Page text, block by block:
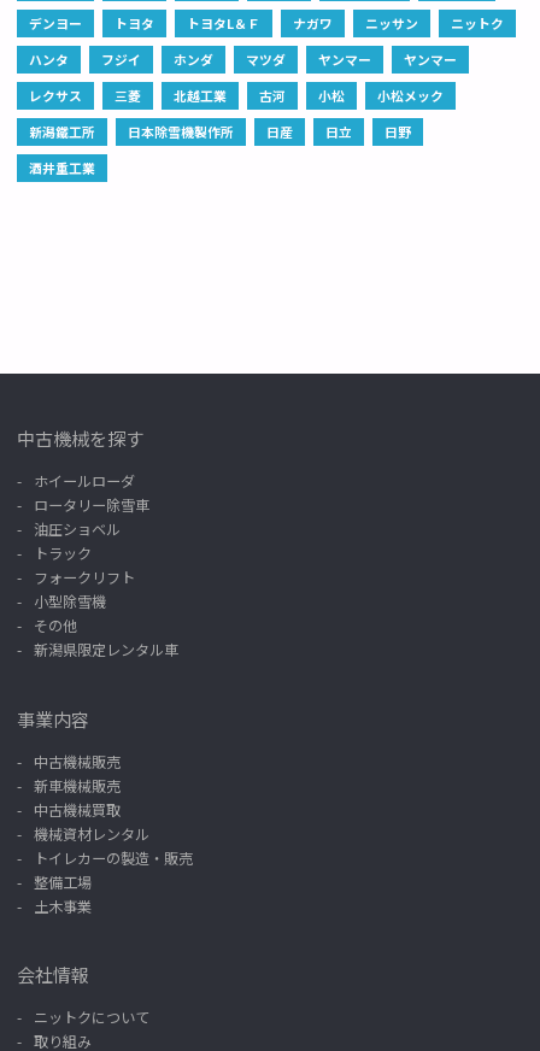
デンヨー
トヨタ トヨタL＆Ｆ ナガワ ニッサン
ニットク
ハンタ
フジイ ホンダ マツダ ヤンマー
ヤンマー
レクサス
三菱 北越工業 古河 小松
小松メック
新潟鐵工所
日本除雪機製作所 日産 日立
日野
酒井重工業
中古機械を探す
ホイールローダ
ロータリー除雪車
油圧ショベル
トラック
フォークリフト
小型除雪機
その他
新潟県限定レンタル車
事業内容
中古機械販売
新車機械販売
中古機械買取
機械資材レンタル
トイレカーの製造・販売
整備工場
土木事業
会社情報
ニットクについて
取り組み